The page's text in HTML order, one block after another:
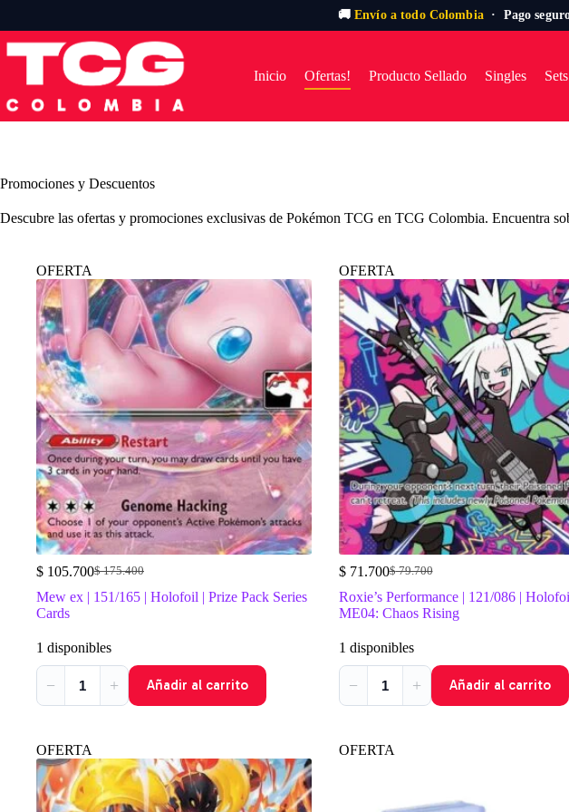
🚚 Envío a todo Colombia· Pago
al
Inicio Ofertas! Producto Sellado Singles Sets
Promociones y Descuentos
Descubre las ofertas y promociones exclusivas de Pokémon TCG en TCG Colombia. Encuentra
OFERTA
$175.400
El
precio
$ 175.400.
$ 105.700El
precio
$ 105.700.
Mew ex | 151/165 | Holofoil | Prize Pack Series
Cards
1 disponibles
− + Añadir al carrito
OFERTA
$79.700
El
precio
original
$ 79.700.
$71.700El
precio
actual
$ 71.700.
Roxie’s Performance | 121/086 |
ME04: Chaos Rising
1 disponibles
− + Añadir al carrito
OFERTA OFERTA